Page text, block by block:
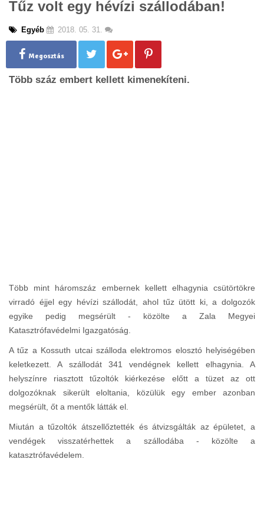
Tűz volt egy hévízi szállodában!
Egyéb 2018. 05. 31.
Megosztás
Több száz embert kellett kimenekíteni.
Több mint háromszáz embernek kellett elhagynia csütörtökre
virradó éjjel egy hévízi szállodát, ahol tűz ütött ki, a dolgozók
egyike pedig megsérült - közölte a Zala Megyei
Katasztrófavédelmi Igazgatóság.
A tűz a Kossuth utcai szálloda elektromos elosztó helyiségében
keletkezett. A szállodát 341 vendégnek kellett elhagynia. A
helyszínre riasztott tűzoltók kiérkezése előtt a tüzet az ott
dolgozóknak sikerült eloltania, közülük egy ember azonban
megsérült, őt a mentők látták el.
Miután a tűzoltók átszellőztették és átvizsgálták az épületet, a
vendégek visszatérhettek a szállodába - közölte a
katasztrófavédelem.